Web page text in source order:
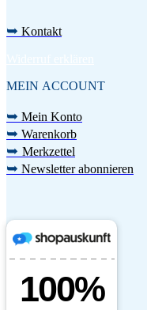
➥ Kontakt
MEIN ACCOUNT
➥ Mein Konto
➥ Warenkorb
➥ Merkzettel
➥ Newsletter abonnieren